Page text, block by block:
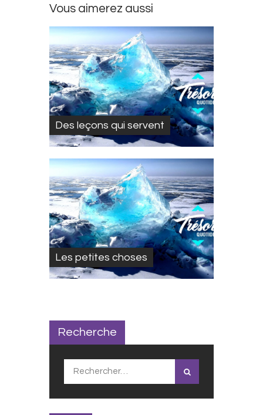
Vous aimerez aussi
Des leçons qui servent
Les petites choses
Recherche
Rechercher :